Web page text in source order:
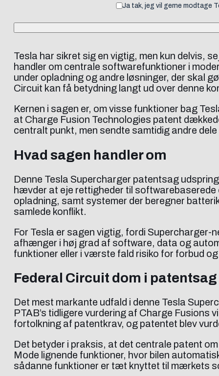
Ja tak, jeg vil gerne modtage
Tesla har sikret sig en vigtig, men kun delvis,
handler om centrale softwarefunktioner i
under opladning og andre løsninger, der skal
Circuit kan få betydning langt ud over denne
Kernen i sagen er, om visse funktioner bag
at Charge Fusion Technologies patent
centralt punkt, men sendte samtidig andre
Hvad sagen handler om
Denne Tesla Supercharger patentsag
hævder at eje rettigheder til
opladning, samt systemer der beregner
samlede konflikt.
For Tesla er sagen vigtig, fordi Supercharger-
afhænger i høj grad af software, data og
funktioner eller i værste fald risiko for forbud
Federal Circuit dom i patentsag
Det mest markante udfald i denne Tesla
PTAB’s tidligere vurdering af Charge
fortolkning af patentkrav, og patentet blev
Det betyder i praksis, at det centrale patent
Mode lignende funktioner, hvor bilen
sådanne funktioner er tæt knyttet til mærkets